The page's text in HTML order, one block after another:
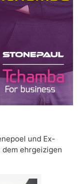
und Ex-
ehrgeizigen